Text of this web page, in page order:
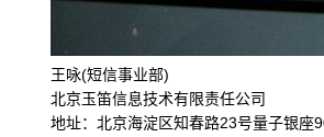
王咏(短信事业部)
北京玉笛信息技术有限责任公司
地址：北京海淀区知春路23号量子银座